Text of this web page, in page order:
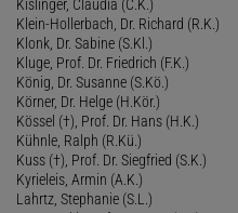
Kislinger, Claudia (C.K.)
Klein-Hollerbach, Dr. Richard (R.K.)
Klonk, Dr. Sabine (S.Kl.)
Kluge, Prof. Dr. Friedrich (F.K.)
König, Dr. Susanne (S.Kö.)
Körner, Dr. Helge (H.Kör.)
Kössel (†), Prof. Dr. Hans (H.K.)
Kühnle, Ralph (R.Kü.)
Kuss (†), Prof. Dr. Siegfried (S.K.)
Kyrieleis, Armin (A.K.)
Lahrtz, Stephanie (S.L.)